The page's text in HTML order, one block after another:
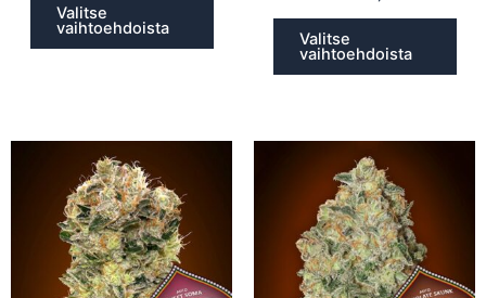
Valitse
vaihtoehdoista
Valitse
vaihtoehdoista
muunnelma.
Voit
Voit